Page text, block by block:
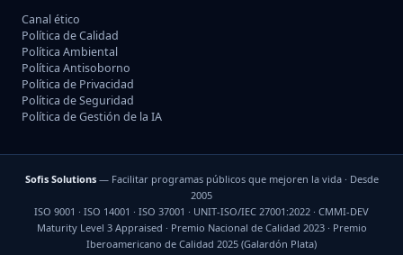
Canal ético
Política de Calidad
Política Ambiental
Política Antisoborno
Política de Privacidad
Política de Seguridad
Política de Gestión de la IA
Sofis Solutions— Facilitar programas públicos que mejoren la vida · Desde
2005
ISO 9001 · ISO 14001 · ISO 37001 · UNIT-ISO/IEC 27001:2022 · CMMI-DEV
Maturity Level 3 Appraised · Premio Nacional de Calidad 2023 · Premio
Iberoamericano de Calidad 2025 (Galardón Plata)